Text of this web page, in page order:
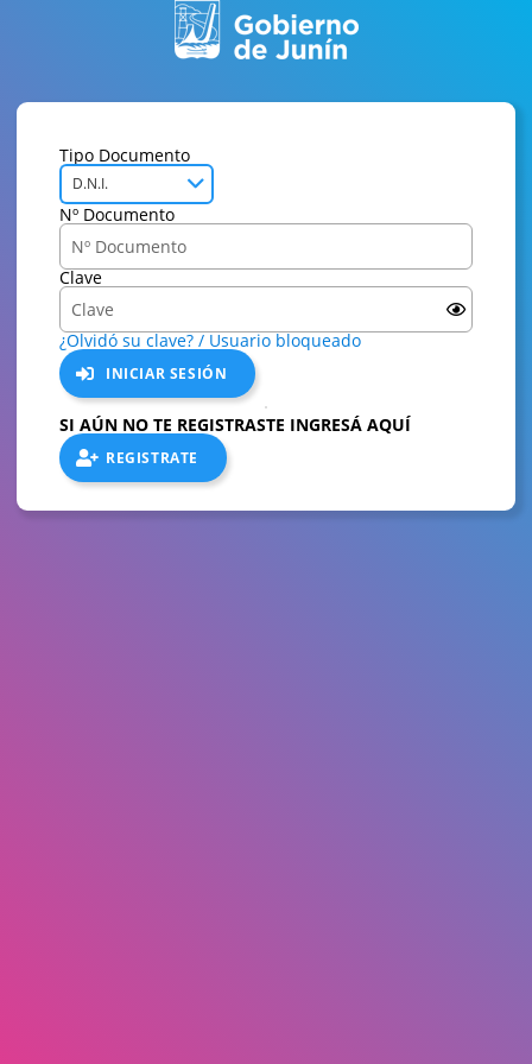
Tipo Documento
D.N.I.
Nº Documento
Clave
¿Olvidó su clave? / Usuario bloqueado
INICIAR SESIÓN
SI AÚN NO TE REGISTRASTE INGRESÁ AQUÍ
REGISTRATE